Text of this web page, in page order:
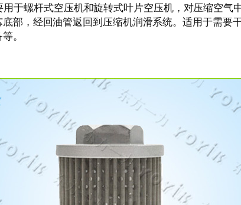
螺杆式空压机和旋转式叶片空压机，对压缩空气
部，经回油管返回到压缩机润滑系统。适用于需要
。